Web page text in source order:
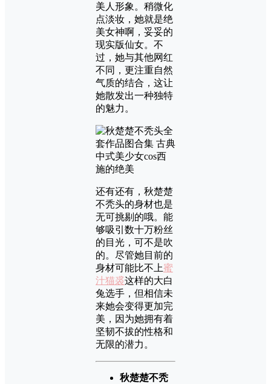
美人形象。稍微化
点淡妆，她就是绝
美女神啊，妥妥的
现实版仙女。不
过，她与其他网红
不同，更注重自然
气质的结合，这让
她散发出一种独特
的魅力。
还有还有，秋楚楚
不秃头的身材也是
无可挑剔的哦。能
够吸引数十万粉丝
的目光，可不是吹
的。尽管她目前的
身材可能比不上蜜
汁猫裘这样的大白
兔选手，但相信未
来她会变得更加完
美，因为她拥有着
坚韧不拔的性格和
无限的潜力。
秋楚楚不秃